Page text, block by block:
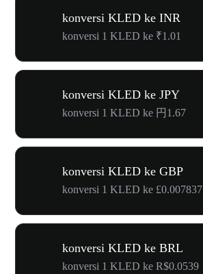
konversi KLED ke INR
konversi 1 KLED ke ₹1.01
konversi KLED ke JPY
konversi 1 KLED ke 円1.67
konversi KLED ke GBP
konversi 1 KLED ke £0.007837
konversi KLED ke BRL
konversi 1 KLED ke R$0.0539